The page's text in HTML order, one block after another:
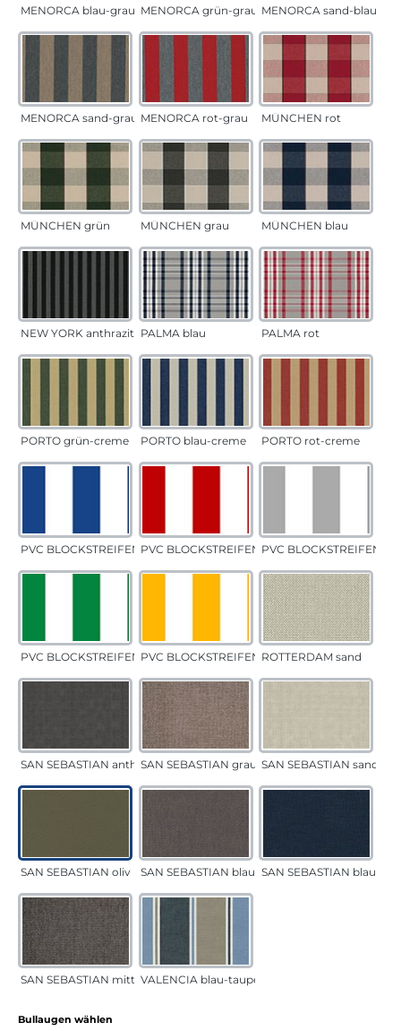
MENORCA blau-grau MENORCA grün-grau MENORCA sand-blau
MENORCA sand-grau MENORCA rot-grau MÜNCHEN rot
MÜNCHEN grün MÜNCHEN grau MÜNCHEN blau
NEW YORK anthrazit PALMA blau PALMA rot
PORTO grün-creme PORTO blau-creme PORTO rot-creme
PVC BLOCKSTREIFEN blauPVC BLOCKSTREIFEN rotPVC BLOCKSTREIFEN
PVC BLOCKSTREIFEN grünPVC BLOCKSTREIFEN gelbROTTERDAM sand
SAN SEBASTIAN anthrazitSAN SEBASTIAN grau-sandSAN SEBASTIAN sand
SAN SEBASTIAN oliv SAN SEBASTIAN blau-sandSAN SEBASTIAN blau
SAN SEBASTIAN mittelgrauVALENCIA blau-taupe
Bullaugen wählen